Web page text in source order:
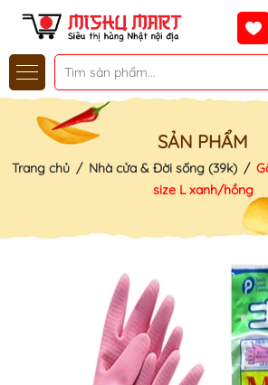
SẢN PHẨM
Trang chủ / Nhà cửa & Đời sống (39k) /
size L xanh/hồng